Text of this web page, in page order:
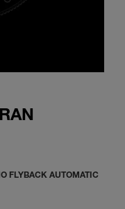
FLYBACK AUTOMATIC